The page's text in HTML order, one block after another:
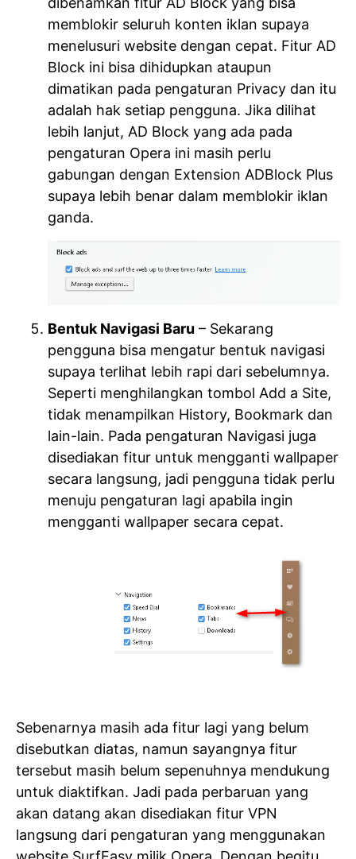
memblokir seluruh konten iklan supaya
menelusuri website dengan cepat. Fitur AD
Block ini bisa dihidupkan ataupun
dimatikan pada pengaturan Privacy dan itu
adalah hak setiap pengguna. Jika dilihat
lebih lanjut, AD Block yang ada pada
pengaturan Opera ini masih perlu
gabungan dengan Extension ADBlock Plus
supaya lebih benar dalam memblokir iklan
ganda.
Bentuk Navigasi Baru – Sekarang
pengguna bisa mengatur bentuk navigasi
supaya terlihat lebih rapi dari sebelumnya.
Seperti menghilangkan tombol Add a Site,
tidak menampilkan History, Bookmark dan
lain-lain. Pada pengaturan Navigasi juga
disediakan fitur untuk mengganti wallpaper
secara langsung, jadi pengguna tidak perlu
menuju pengaturan lagi apabila ingin
mengganti wallpaper secara cepat.
Sebenarnya masih ada fitur lagi yang belum
disebutkan diatas, namun sayangnya fitur
tersebut masih belum sepenuhnya mendukung
untuk diaktifkan. Jadi pada perbaruan yang
akan datang akan disediakan fitur VPN
langsung dari pengaturan yang menggunakan